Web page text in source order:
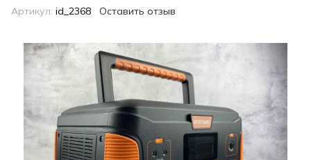
Артикул: id_2368 Оставить отзыв